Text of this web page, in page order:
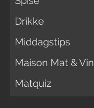
Drikke
Middagstips
Maison Mat & Vin
Matquiz